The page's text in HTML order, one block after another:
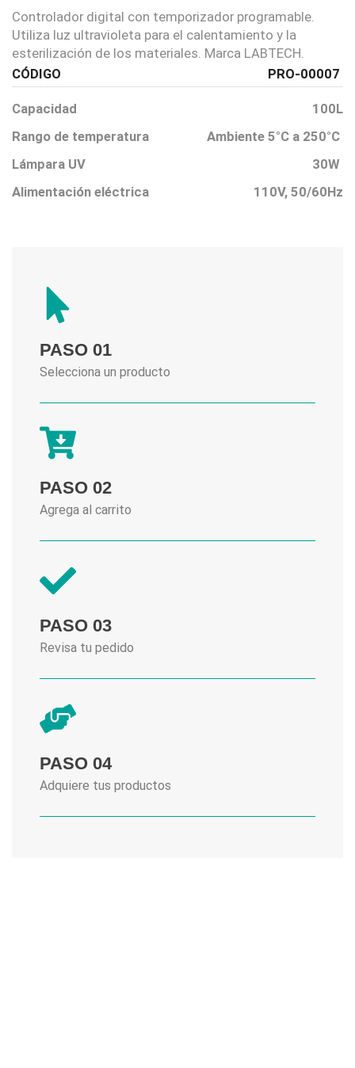
Controlador digital con temporizador programable.
Utiliza luz ultravioleta para el calentamiento y la
esterilización de los materiales. Marca LABTECH.
CÓDIGO
PRO-00007
Capacidad
100L
Rango de temperatura
Ambiente 5°C a 250°C
Lámpara UV
30W
Alimentación eléctrica
110V, 50/60Hz
PASO 01
Selecciona un producto
PASO 02
Agrega al carrito
PASO 03
Revisa tu pedido
PASO 04
Adquiere tus productos